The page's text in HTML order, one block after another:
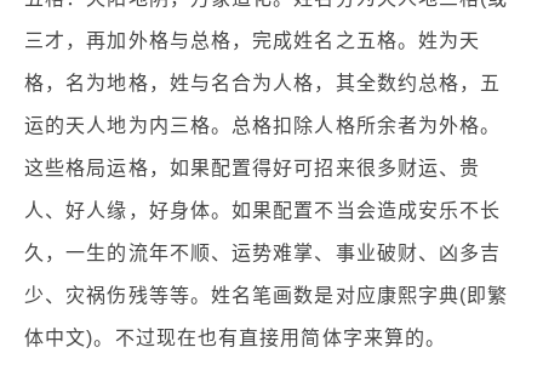
三才，再加外格与总格，完成姓名之五格。姓为天
格，名为地格，姓与名合为人格，其全数约总格，五
运的天人地为内三格。总格扣除人格所余者为外格。
这些格局运格，如果配置得好可招来很多财运、贵
人、好人缘，好身体。如果配置不当会造成安乐不长
久，一生的流年不顺、运势难掌、事业破财、凶多吉
少、灾祸伤残等等。姓名笔画数是对应康熙字典(即繁
体中文)。不过现在也有直接用简体字来算的。